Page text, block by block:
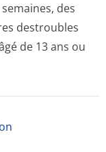
des
destroubles
de 13 ans ou